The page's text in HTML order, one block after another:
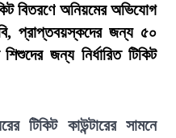
বিতরণে অনিয়মের অভিযোগ
প্রাপ্তবয়স্কদের জন্য ৫০
জন্য নির্ধারিত টিকিট
টিকিট কাউন্টারের সামনে